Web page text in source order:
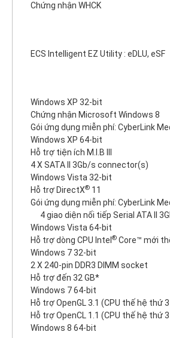
Chứng nhận WHCK
ECS Intelligent EZ Utility : eDLU, eSF
Windows XP 32-bit
Chứng nhận Microsoft Windows 8
Gói ứng dụng miễn phí: CyberLink
Windows XP 64-bit
Hỗ trợ tiện ích M.I.B III
4 X SATA II 3Gb/s connector(s)
Windows Vista 32-bit
Hỗ trợ DirectX® 11
Gói ứng dụng miễn phí: CyberLink
4 giao diện nối tiếp Serial ATA II
Windows Vista 64-bit
Hỗ trợ dòng CPU Intel ® Core™ mới
Windows 7 32-bit
2 X 240-pin DDR3 DIMM socket
Hỗ trợ đến 32 GB*
Windows 7 64-bit
Hỗ trợ OpenGL 3.1 (CPU thế hệ thứ
Hỗ trợ OpenCL 1.1 (CPU thế hệ thứ
Windows 8 64-bit